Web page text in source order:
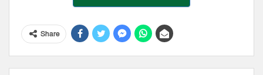
Share